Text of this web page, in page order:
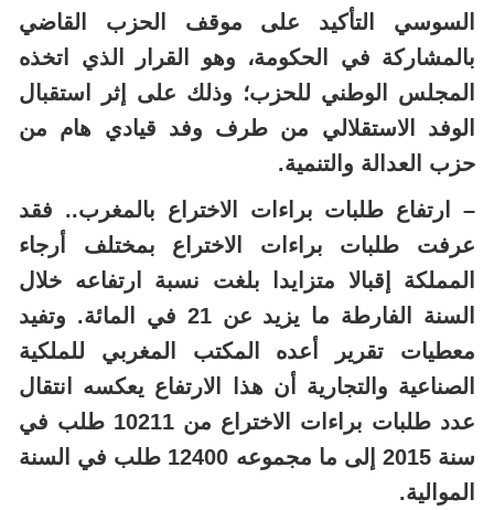
السوسي التأكيد على موقف الحزب القاضي
بالمشاركة في الحكومة، وهو القرار الذي اتخذه
المجلس الوطني للحزب؛ وذلك على إثر استقبال
الوفد الاستقلالي من طرف وفد قيادي هام من
حزب العدالة والتنمية.
– ارتفاع طلبات براءات الاختراع بالمغرب.. فقد
عرفت طلبات براءات الاختراع بمختلف أرجاء
المملكة إقبالا متزايدا بلغت نسبة ارتفاعه خلال
السنة الفارطة ما يزيد عن 21 في المائة. وتفيد
معطيات تقرير أعده المكتب المغربي للملكية
الصناعية والتجارية أن هذا الارتفاع يعكسه انتقال
عدد طلبات براءات الاختراع من 10211 طلب في
سنة 2015 إلى ما مجموعه 12400 طلب في السنة
الموالية.